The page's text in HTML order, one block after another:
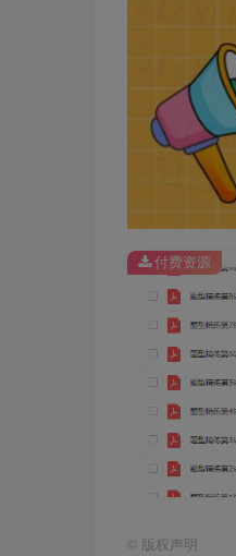
付费资源
© 版权声明